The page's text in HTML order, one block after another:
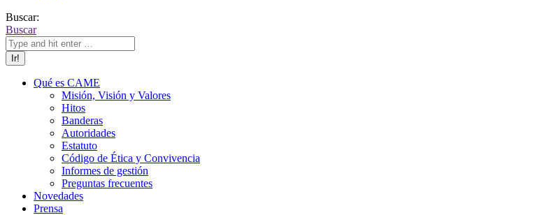
Buscar:
Buscar
Qué es CAME
Misión, Visión y Valores
Hitos
Banderas
Autoridades
Estatuto
Código de Ética y Convivencia
Informes de gestión
Preguntas frecuentes
Novedades
Prensa